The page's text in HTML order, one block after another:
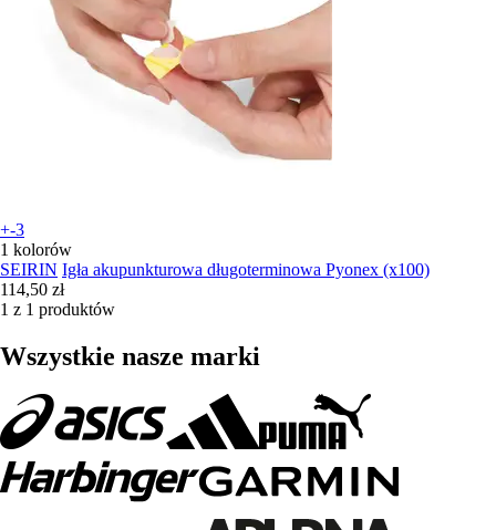
+-3
1 kolorów
SEIRIN Igła akupunkturowa długoterminowa Pyonex (x100)
114,50 zł
1 z 1 produktów
Wszystkie nasze marki